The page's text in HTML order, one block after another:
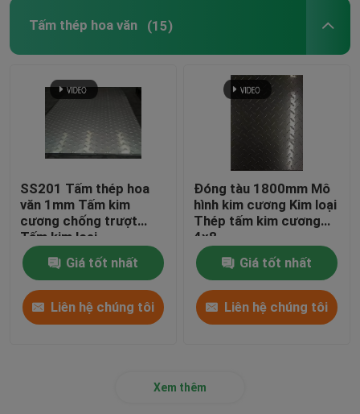
Tấm thép hoa văn (15)
SS201 Tấm thép hoa
văn 1mm Tấm kim
cương chống trượt
Tấm kim loại
Giá tốt nhất
Liên hệ chúng tôi
Đóng tàu 1800mm Mô
hình kim cương Kim loại
Thép tấm kim cương
4x8
Giá tốt nhất
Liên hệ chúng tôi
Xem thêm